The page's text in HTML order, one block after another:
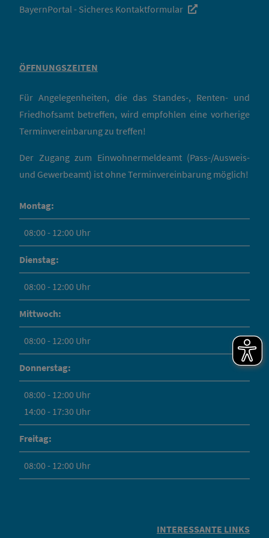
BayernPortal - Sicheres Kontaktformular
ÖFFNUNGSZEITEN
Für Angelegenheiten, die das Standes-, Renten- und
Friedhofsamt betreffen, wird empfohlen eine vorherige
Terminvereinbarung zu treffen!
Der Zugang zum Einwohnermeldeamt (Pass-/Ausweis-
und Gewerbeamt) ist ohne Terminvereinbarung möglich!
Montag:
08:00 - 12:00 Uhr
Dienstag:
08:00 - 12:00 Uhr
Mittwoch:
08:00 - 12:00 Uhr
Donnerstag:
08:00 - 12:00 Uhr
14:00 - 17:30 Uhr
Freitag:
08:00 - 12:00 Uhr
INTERESSANTE LINKS